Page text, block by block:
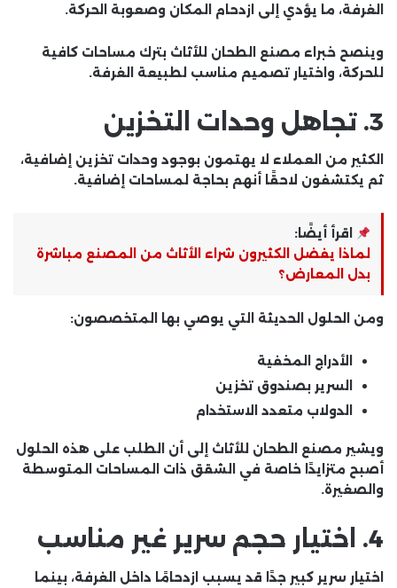
الغرفة، ما يؤدي إلى ازدحام المكان وصعوبة الحركة.
وينصح خبراء مصنع الطحان للأثاث بترك مساحات كافية
للحركة، واختيار تصميم مناسب لطبيعة الغرفة.
3. تجاهل وحدات التخزين
الكثير من العملاء لا يهتمون بوجود وحدات تخزين إضافية،
ثم يكتشفون لاحقًا أنهم بحاجة لمساحات إضافية.
اقرأ أيضًا:
لماذا يفضل الكثيرون شراء الأثاث من المصنع مباشرة
بدل المعارض؟
ومن الحلول الحديثة التي يوصي بها المتخصصون:
الأدراج المخفية
السرير بصندوق تخزين
الدولاب متعدد الاستخدام
ويشير مصنع الطحان للأثاث إلى أن الطلب على هذه الحلول
أصبح متزايدًا خاصة في الشقق ذات المساحات المتوسطة
والصغيرة.
4. اختيار حجم سرير غير مناسب
اختيار سرير كبير جدًا قد يسبب ازدحامًا داخل الغرفة، بينما